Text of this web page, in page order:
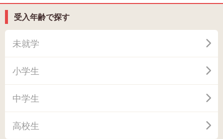
受入年齢で探す
未就学
小学生
中学生
高校生